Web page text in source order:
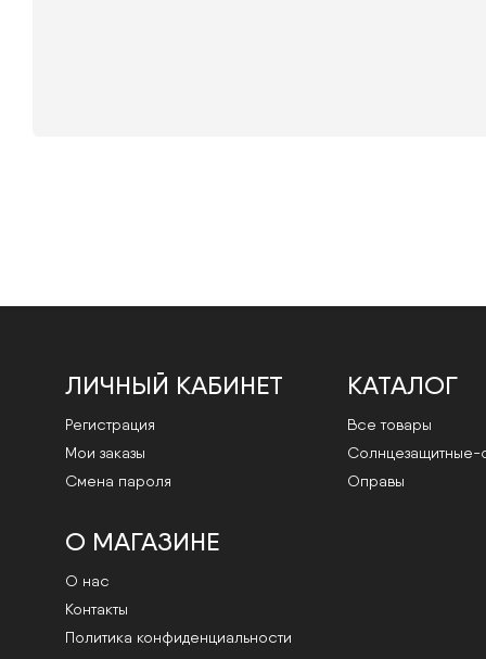
ЛИЧНЫЙ КАБИНЕТ
Регистрация
Мои заказы
Смена пароля
КАТАЛОГ
Все товары
Cолнцезащитные-
Оправы
О МАГАЗИНЕ
О нас
Контакты
Политика конфиденциальности